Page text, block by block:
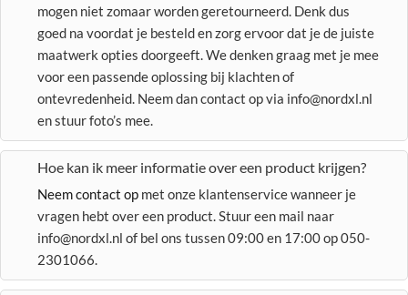
mogen niet zomaar worden geretourneerd. Denk dus
goed na voordat je besteld en zorg ervoor dat je de juiste
maatwerk opties doorgeeft. We denken graag met je mee
voor een passende oplossing bij klachten of
ontevredenheid. Neem dan contact op via info@nordxl.nl
en stuur foto’s mee.
Hoe kan ik meer informatie over een product krijgen?
Neem contact op met onze klantenservice wanneer je
vragen hebt over een product. Stuur een mail naar
info@nordxl.nl of bel ons tussen 09:00 en 17:00 op 050-
2301066.